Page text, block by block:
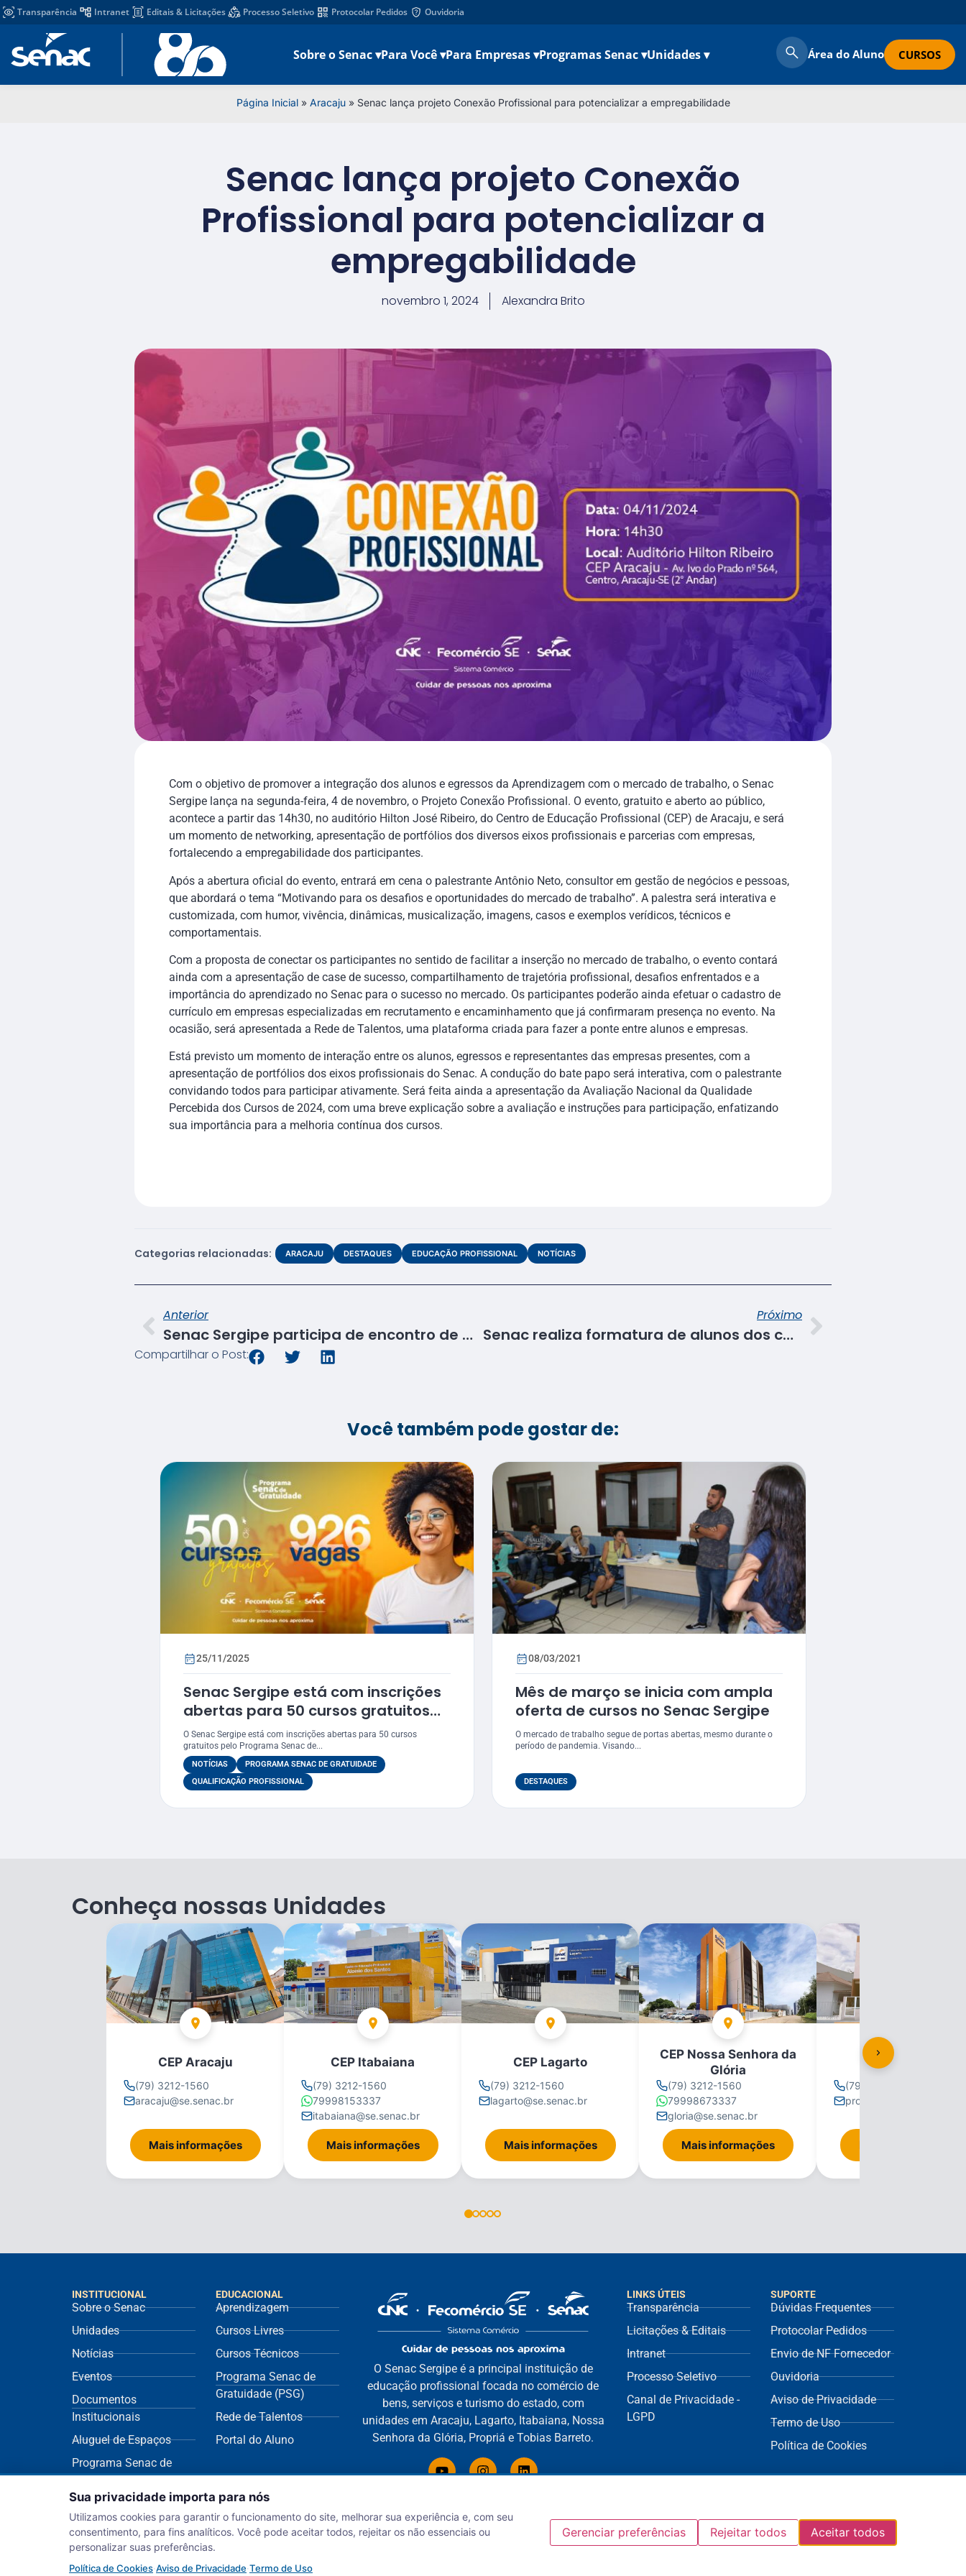
Transparência Intranet Editais & Licitações Processo Seletivo Protocolar Pedidos Ouvidoria
Sobre o Senac ▾Para Você ▾Para Empresas ▾Programas Senac ▾Unidades ▾ Área do Aluno CURSOS
Página Inicial» Aracaju» Senac lança projeto Conexão Profissional para potencializar a empregabilidade
Senac lança projeto Conexão
Profissional para potencializar a
empregabilidade
novembro 1, 2024 Alexandra Brito
Com o objetivo de promover a integração dos alunos e egressos da Aprendizagem com o mercado de trabalho, o Senac
Sergipe lança na segunda-feira, 4 de novembro, o Projeto Conexão Profissional. O evento, gratuito e aberto ao público,
acontece a partir das 14h30, no auditório Hilton José Ribeiro, do Centro de Educação Profissional (CEP) de Aracaju, e será
um momento de networking, apresentação de portfólios dos diversos eixos profissionais e parcerias com empresas,
fortalecendo a empregabilidade dos participantes.
Após a abertura oficial do evento, entrará em cena o palestrante Antônio Neto, consultor em gestão de negócios e pessoas,
que abordará o tema “Motivando para os desafios e oportunidades do mercado de trabalho”. A palestra será interativa e
customizada, com humor, vivência, dinâmicas, musicalização, imagens, casos e exemplos verídicos, técnicos e
comportamentais.
Com a proposta de conectar os participantes no sentido de facilitar a inserção no mercado de trabalho, o evento contará
ainda com a apresentação de case de sucesso, compartilhamento de trajetória profissional, desafios enfrentados e a
importância do aprendizado no Senac para o sucesso no mercado. Os participantes poderão ainda efetuar o cadastro de
currículo em empresas especializadas em recrutamento e encaminhamento que já confirmaram presença no evento. Na
ocasião, será apresentada a Rede de Talentos, uma plataforma criada para fazer a ponte entre alunos e empresas.
Está previsto um momento de interação entre os alunos, egressos e representantes das empresas presentes, com a
apresentação de portfólios dos eixos profissionais do Senac. A condução do bate papo será interativa, com o palestrante
convidando todos para participar ativamente. Será feita ainda a apresentação da Avaliação Nacional da Qualidade
Percebida dos Cursos de 2024, com uma breve explicação sobre a avaliação e instruções para participação, enfatizando
sua importância para a melhoria contínua dos cursos.
Categorias relacionadas: ARACAJU DESTAQUES EDUCAÇÃO PROFISSIONAL NOTÍCIAS
Anterior
Senac Sergipe participa de encontro de Arquitetura & Engenharia promovido pelo DN
Próximo
Senac realiza formatura de alunos dos cursos técnicos em Administração e em Massoterapia
Compartilhar o Post:
Você também pode gostar de:
25/11/2025
Senac Sergipe está com inscrições
abertas para 50 cursos gratuitos
até dia 30/11
O Senac Sergipe está com inscrições abertas para 50 cursos
gratuitos pelo Programa Senac de...
NOTÍCIAS
PROGRAMA SENAC DE GRATUIDADE
QUALIFICAÇÃO PROFISSIONAL
08/03/2021
Mês de março se inicia com ampla
oferta de cursos no Senac Sergipe
O mercado de trabalho segue de portas abertas, mesmo durante o
período de pandemia. Visando...
DESTAQUES
Conheça nossas Unidades
CEP Aracaju
(79) 3212-1560
aracaju@se.senac.br
Mais informações
CEP Itabaiana
(79) 3212-1560
79998153337
itabaiana@se.senac.br
Mais informações
CEP Lagarto
(79) 3212-1560
lagarto@se.senac.br
Mais informações
CEP Nossa Senhora da
Glória
(79) 3212-1560
79998673337
gloria@se.senac.br
Mais informações
CEP Propriá
(79) 3212-1560
propria@se.senac.br
INSTITUCIONAL
Sobre o Senac
Unidades
Notícias
Eventos
Documentos
Institucionais
Aluguel de Espaços
Programa Senac de
Sustentabilidade
(ECOS)
EDUCACIONAL
Aprendizagem
Cursos Livres
Cursos Técnicos
Programa Senac de
Gratuidade (PSG)
Rede de Talentos
Portal do Aluno
O Senac Sergipe é a principal instituição de
educação profissional focada no comércio de
bens, serviços e turismo do estado, com
unidades em Aracaju, Lagarto, Itabaiana, Nossa
Senhora da Glória, Propriá e Tobias Barreto.
LINKS ÚTEIS
Transparência
Licitações & Editais
Intranet
Processo Seletivo
Canal de Privacidade -
LGPD
SUPORTE
Dúvidas Frequentes
Protocolar Pedidos
Envio de NF Fornecedor
Ouvidoria
Aviso de Privacidade
Termo de Uso
Política de Cookies
Sua privacidade importa para nós
Utilizamos cookies para garantir o funcionamento do site, melhorar sua experiência e, com seu
consentimento, para fins analíticos. Você pode aceitar todos, rejeitar os não essenciais ou
personalizar suas preferências.
Política de Cookies·Aviso de Privacidade·Termo de Uso
Gerenciar preferências Rejeitar todos Aceitar todos